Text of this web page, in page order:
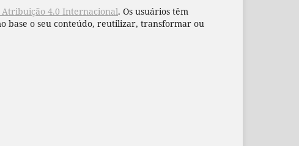
Atribuição 4.0 Internacional. Os usuários têm
base o seu conteúdo, reutilizar, transformar ou